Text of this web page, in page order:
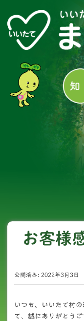
お客様
公開済み: 2022年3月3日
いつも、いいたて村
て、誠にありがとうご